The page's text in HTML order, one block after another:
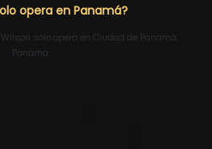
opera en Panamá?
sólo opera en Ciudad de Panamá,
Panamá.